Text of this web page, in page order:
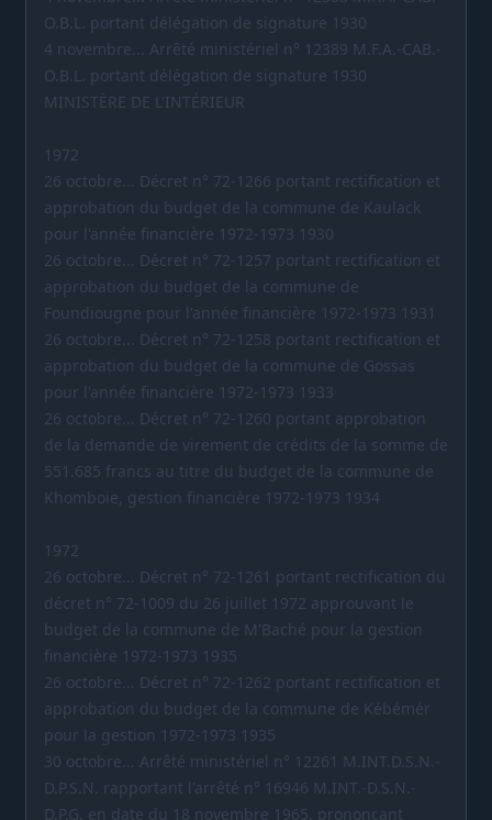
O.B.L. portant délégation de signature 1930
4 novembre... Arrêté ministériel n° 12389 M.F.A.-CAB.-
O.B.L. portant délégation de signature 1930
MINISTÈRE DE L'INTÉRIEUR
1972
26 octobre... Décret n° 72-1266 portant rectification et
approbation du budget de la commune de Kaulack
pour l'année financière 1972-1973 1930
26 octobre... Décret n° 72-1257 portant rectification et
approbation du budget de la commune de
Foundiougne pour l'année financière 1972-1973 1931
26 octobre... Décret n° 72-1258 portant rectification et
approbation du budget de la commune de Gossas
pour l'année financière 1972-1973 1933
26 octobre... Décret n° 72-1260 portant approbation
de la demande de virement de crédits de la somme de
551.685 francs au titre du budget de la commune de
Khomboie, gestion financière 1972-1973 1934
1972
26 octobre... Décret n° 72-1261 portant rectification du
décret n° 72-1009 du 26 juillet 1972 approuvant le
budget de la commune de M'Baché pour la gestion
financière 1972-1973 1935
26 octobre... Décret n° 72-1262 portant rectification et
approbation du budget de la commune de Kébémér
pour la gestion 1972-1973 1935
30 octobre... Arrêté ministériel n° 12261 M.INT.D.S.N.-
D.P.S.N. rapportant l'arrêté n° 16946 M.INT.-D.S.N.-
D.P.G. en date du 18 novembre 1965, prononçant